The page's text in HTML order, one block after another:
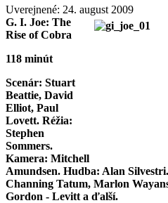
Uverejnené: 24. august 2009
G. I. Joe: The
Rise of Cobra
118 minút
Scenár: Stuart
Beattie, David
Elliot, Paul
Lovett. Réžia:
Stephen
Sommers.
Kamera: Mitchell
Amundsen. Hudba: Alan
Channing Tatum, Marlon
Gordon - Levitt a ďalší.